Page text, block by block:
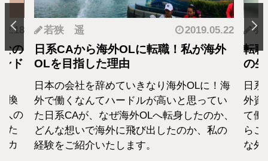
の
ド
換
人の
た
カ
若狭 遥 2019.05.22
日系CAから海外OLに転職！私が海外
OLを目指した理由
日本の会社を辞めていきなり海外OLに！海
外で働くなんてハードルが高いと思ってい
た日系CAが、なぜ海外OLへ転身したのか、
どんな想いで海外に飛び出したのか、私の
経験をご紹介いたします。
羽
転
の
日
外資
て働
らこ
な外